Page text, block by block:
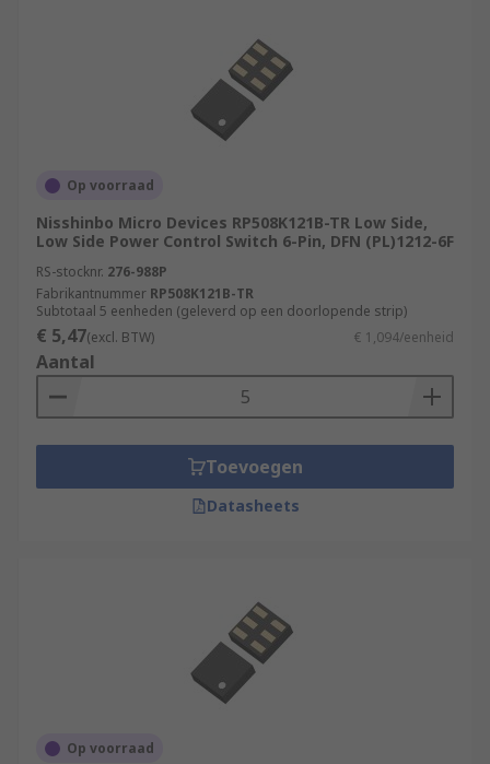
Op voorraad
Nisshinbo Micro Devices RP508K121B-TR Low Side,
Low Side Power Control Switch 6-Pin, DFN (PL)1212-6F
RS-stocknr. 276-988P
Fabrikantnummer RP508K121B-TR
Subtotaal 5 eenheden (geleverd op een doorlopende strip)
€ 5,47(excl. BTW) € 1,094/eenheid
Aantal
Toevoegen
Datasheets
Op voorraad